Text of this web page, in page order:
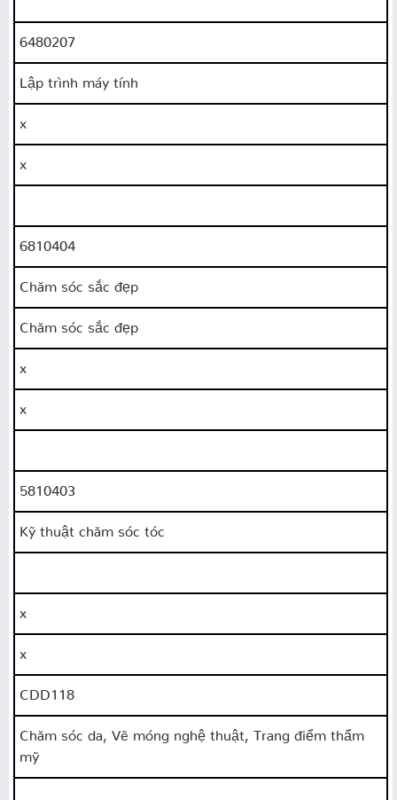
6480207
Lập trình máy tính
x
x
6810404
Chăm sóc sắc đẹp
Chăm sóc sắc đẹp
x
x
5810403
Kỹ thuật chăm sóc tóc
x
x
CDD118
Chăm sóc da, Vẽ móng nghệ thuật, Trang điểm thẩm
mỹ